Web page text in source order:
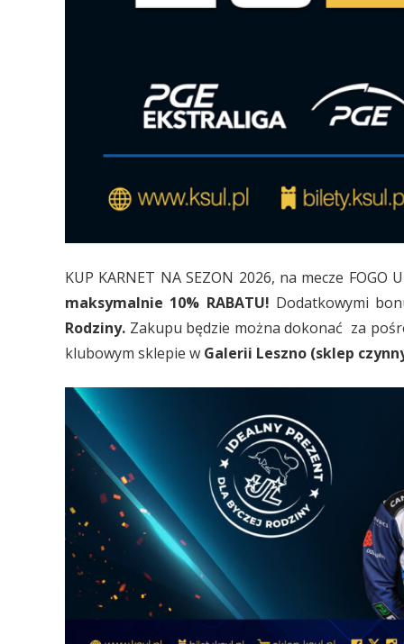
KUP KARNET NA SEZON 2026, na mecze FOGO
maksymalnie 10% RABATU! Dodatkowymi
Rodziny. Zakupu będzie można dokonać za
klubowym sklepie w Galerii Leszno (sklep